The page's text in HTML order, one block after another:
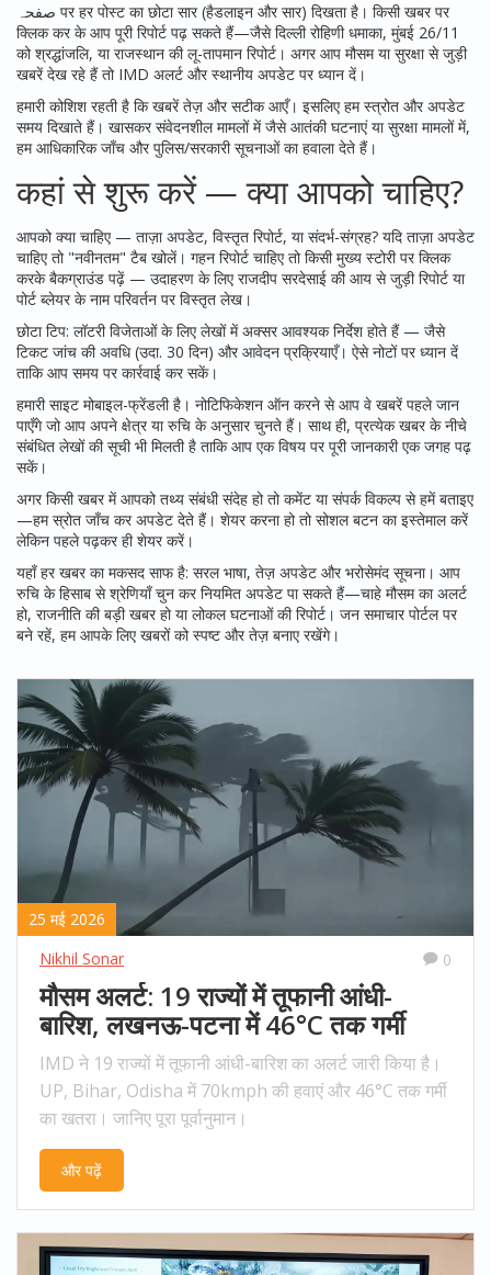
صفحہ पर हर पोस्ट का छोटा सार (हैडलाइन और सार) दिखता है। किसी खबर पर
क्लिक कर के आप पूरी रिपोर्ट पढ़ सकते हैं—जैसे दिल्ली रोहिणी धमाका, मुंबई 26/11
को श्रद्धांजलि, या राजस्थान की लू-तापमान रिपोर्ट। अगर आप मौसम या सुरक्षा से जुड़ी
खबरें देख रहे हैं तो IMD अलर्ट और स्थानीय अपडेट पर ध्यान दें।
हमारी कोशिश रहती है कि खबरें तेज़ और सटीक आएँ। इसलिए हम स्त्रोत और अपडेट
समय दिखाते हैं। खासकर संवेदनशील मामलों में जैसे आतंकी घटनाएं या सुरक्षा मामलों में,
हम आधिकारिक जाँच और पुलिस/सरकारी सूचनाओं का हवाला देते हैं।
कहां से शुरू करें — क्या आपको चाहिए?
आपको क्या चाहिए — ताज़ा अपडेट, विस्तृत रिपोर्ट, या संदर्भ-संग्रह? यदि ताज़ा अपडेट
चाहिए तो "नवीनतम" टैब खोलें। गहन रिपोर्ट चाहिए तो किसी मुख्य स्टोरी पर क्लिक
करके बैकग्राउंड पढ़ें — उदाहरण के लिए राजदीप सरदेसाई की आय से जुड़ी रिपोर्ट या
पोर्ट ब्लेयर के नाम परिवर्तन पर विस्तृत लेख।
छोटा टिप: लॉटरी विजेताओं के लिए लेखों में अक्सर आवश्यक निर्देश होते हैं — जैसे
टिकट जांच की अवधि (उदा. 30 दिन) और आवेदन प्रक्रियाएँ। ऐसे नोटों पर ध्यान दें
ताकि आप समय पर कार्रवाई कर सकें।
हमारी साइट मोबाइल-फ्रेंडली है। नोटिफिकेशन ऑन करने से आप वे खबरें पहले जान
पाएँगे जो आप अपने क्षेत्र या रुचि के अनुसार चुनते हैं। साथ ही, प्रत्येक खबर के नीचे
संबंधित लेखों की सूची भी मिलती है ताकि आप एक विषय पर पूरी जानकारी एक जगह पढ़
सकें।
अगर किसी खबर में आपको तथ्य संबंधी संदेह हो तो कमेंट या संपर्क विकल्प से हमें बताइए
—हम स्रोत जाँच कर अपडेट देते हैं। शेयर करना हो तो सोशल बटन का इस्तेमाल करें
लेकिन पहले पढ़कर ही शेयर करें।
यहाँ हर खबर का मकसद साफ है: सरल भाषा, तेज़ अपडेट और भरोसेमंद सूचना। आप
रुचि के हिसाब से श्रेणियाँ चुन कर नियमित अपडेट पा सकते हैं—चाहे मौसम का अलर्ट
हो, राजनीति की बड़ी खबर हो या लोकल घटनाओं की रिपोर्ट। जन समाचार पोर्टल पर
बने रहें, हम आपके लिए खबरों को स्पष्ट और तेज़ बनाए रखेंगे।
25 मई 2026
Nikhil Sonar
0
मौसम अलर्ट: 19 राज्यों में तूफानी आंधी-
बारिश, लखनऊ-पटना में 46°C तक गर्मी
IMD ने 19 राज्यों में तूफानी आंधी-बारिश का अलर्ट जारी किया है।
UP, Bihar, Odisha में 70kmph की हवाएं और 46°C तक गर्मी
का खतरा। जानिए पूरा पूर्वानुमान।
और पढ़ें